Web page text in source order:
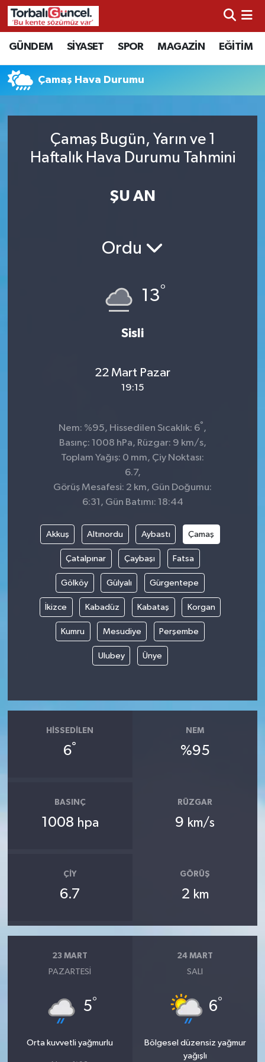
GÜNDEM SİYASET SPOR MAGAZİN EĞİTİM
Çamaş Hava Durumu
Çamaş Bugün, Yarın ve 1
Haftalık Hava Durumu Tahmini
ŞU AN
Ordu
13°
Sisli
22 Mart Pazar
19:15
Nem: %95, Hissedilen Sıcaklık: 6° ,
Basınç: 1008 hPa, Rüzgar: 9 km/s,
Toplam Yağış: 0 mm, Çiy Noktası:
6.7,
Görüş Mesafesi: 2 km, Gün Doğumu:
6:31, Gün Batımı: 18:44
Akkuş Altınordu Aybastı Çamaş
Çatalpınar Çaybaşı Fatsa
Gölköy Gülyalı Gürgentepe
İkizce Kabadüz Kabataş Korgan
Kumru Mesudiye Perşembe
Ulubey Ünye
HISSEDILEN
6°
NEM
%95
BASINÇ
1008 hpa
RÜZGAR
9 km/s
ÇIY
6.7
GÖRÜŞ
2 km
23 MART
PAZARTESI
5°
Orta kuvvetli yağmurlu
24 MART
SALI
6°
Bölgesel düzensiz yağmur
yağışlı
İzmir Nöbetçi Eczaneler
İzmir Hava Durumu
İzmir Trafik Yoğunluk Haritası
Süper Lig Puan Durumu ve Fikstür